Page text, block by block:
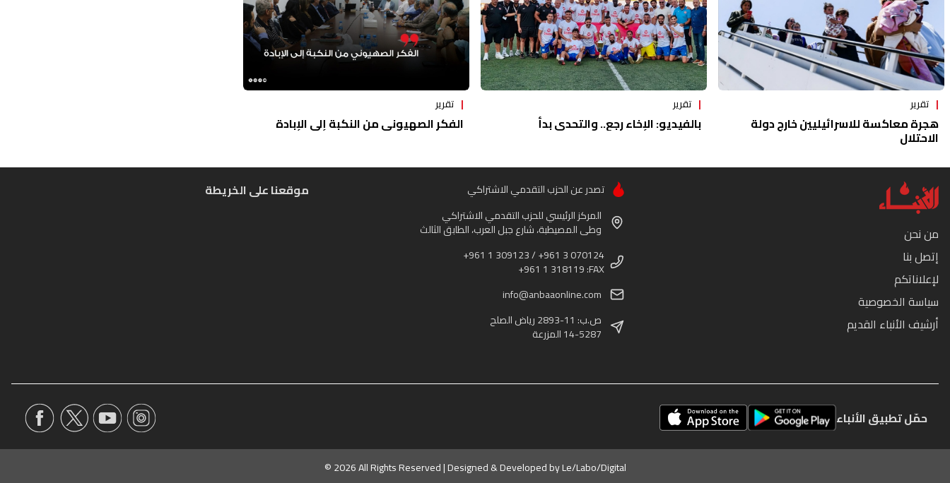
تقرير
هجرة معاكسة للاسرائيليين خارج دولة
الاحتلال
تقرير
بالفيديو: الإخاء رجع.. والتحدي بدأ
تقرير
الفكر الصهيوني من النكبة إلى الإبادة
من نحن
إتصل بنا
لإعلاناتكم
سياسة الخصوصية
أرشيف الأنباء القديم
تصدر عن الحزب التقدمي الاشتراكي
المركز الرئيسي للحزب التقدمي الاشتراكي
وطى المصيطبة، شارع جبل العرب، الطابق الثالث
+961 1 309123 / +961 3 070124
+961 1 318119 :FAX
info@anbaaonline.com
ص.ب: 11-2893 رياض الصلح
14-5287 المزرعة
موقعنا على الخريطة
حمّل تطبيق الأنباء
© 2026 All Rights Reserved | Designed & Developed byLe/Labo/Digital